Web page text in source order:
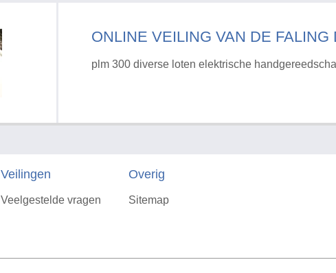
ONLINE VEILING VAN DE FALING
plm 300 diverse loten elektrische
Veilingen
Veelgestelde vragen
Overig
Sitemap